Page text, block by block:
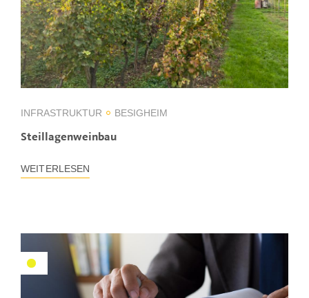
INFRASTRUKTUR BESIGHEIM
Steillagenweinbau
WEITERLESEN